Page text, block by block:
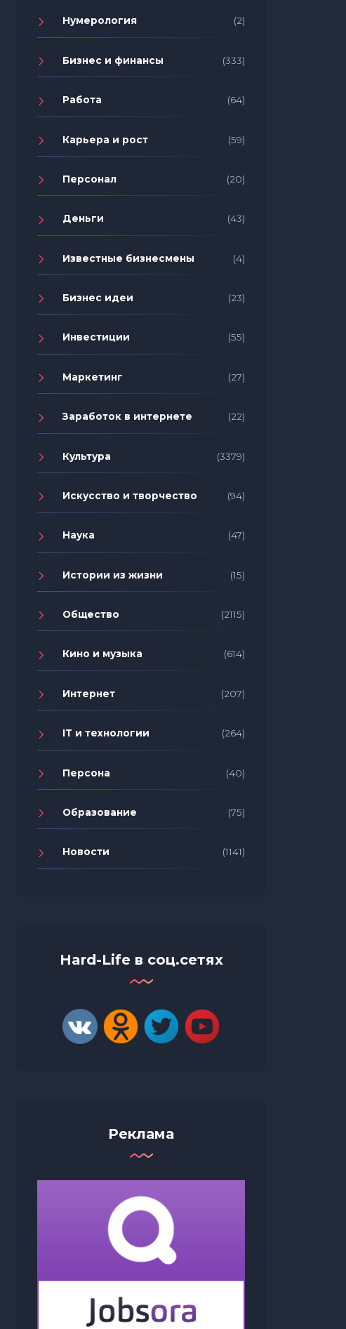
Нумерология (2)
Бизнес и финансы (333)
Работа (64)
Карьера и рост (59)
Персонал (20)
Деньги (43)
Известные бизнесмены (4)
Бизнес идеи (23)
Инвестиции (55)
Маркетинг (27)
Заработок в интернете (22)
Культура (3379)
Искусство и творчество (94)
Наука (47)
Истории из жизни (15)
Общество (2115)
Кино и музыка (614)
Интернет (207)
IT и технологии (264)
Персона (40)
Образование (75)
Новости (1141)
Hard-Life в соц.сетях
Реклама